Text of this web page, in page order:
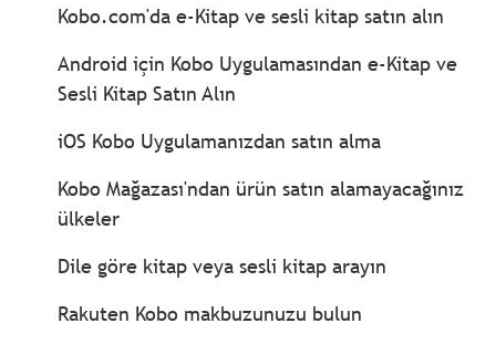
Kobo.com'da e-Kitap ve sesli kitap satın alın
Android için Kobo Uygulamasından e-Kitap ve
Sesli Kitap Satın Alın
iOS Kobo Uygulamanızdan satın alma
Kobo Mağazası'ndan ürün satın alamayacağınız
ülkeler
Dile göre kitap veya sesli kitap arayın
Rakuten Kobo makbuzunuzu bulun